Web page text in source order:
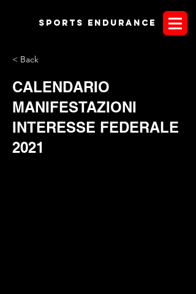
Sports endurANCE
< Back
CALENDARIO
MANIFESTAZIONI
INTERESSE FEDERALE
2021